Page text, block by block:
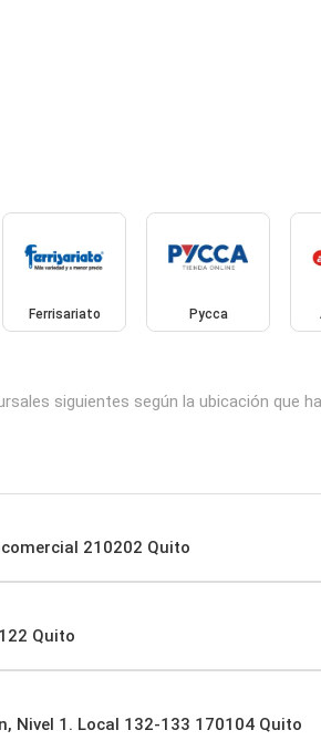
Ferrisariato Pycca
siguientes según la ubicación que
210202 Quito
Quito
Nivel 1. Local 132-133 170104 Quito